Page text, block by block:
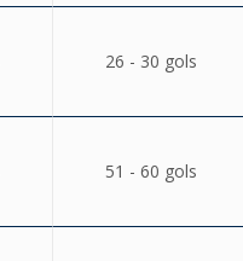
26 - 30 gols
51 - 60 gols